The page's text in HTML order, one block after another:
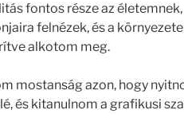
fontos része az
felnézek, és a
alkotom meg.
mostanság azon, hogy
és kitanulnom a grafikusi